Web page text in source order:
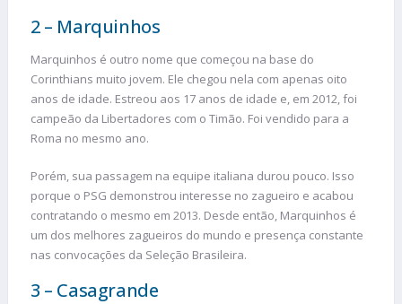
2 – Marquinhos
Marquinhos é outro nome que começou na base do
Corinthians muito jovem. Ele chegou nela com apenas oito
anos de idade. Estreou aos 17 anos de idade e, em 2012, foi
campeão da Libertadores com o Timão. Foi vendido para a
Roma no mesmo ano.
Porém, sua passagem na equipe italiana durou pouco. Isso
porque o PSG demonstrou interesse no zagueiro e acabou
contratando o mesmo em 2013. Desde então, Marquinhos é
um dos melhores zagueiros do mundo e presença constante
nas convocações da Seleção Brasileira.
3 – Casagrande